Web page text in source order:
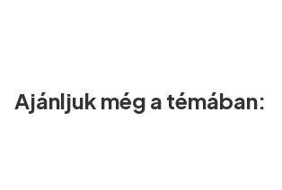
Ajánljuk még a témában: